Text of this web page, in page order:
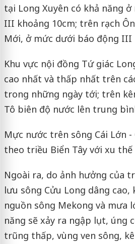
tại Long Xuyên có khả năng
III khoảng 10cm; trên rạch
Mới, ở mức dưới báo động III
Khu vực nội đồng Tứ giác
cao nhất và thấp nhất trên
trong những ngày tới; trên
Tô biên độ nước lên trung
Mực nước trên sông Cái Lớn -
theo triều Biển Tây với xu thế
Ngoài ra, do ảnh hưởng của
lưu sông Cửu Long dâng
nguồn sông Mekong và mưa
năng sẽ xảy ra ngập lụt, úng
trũng thấp, vùng ven sông,